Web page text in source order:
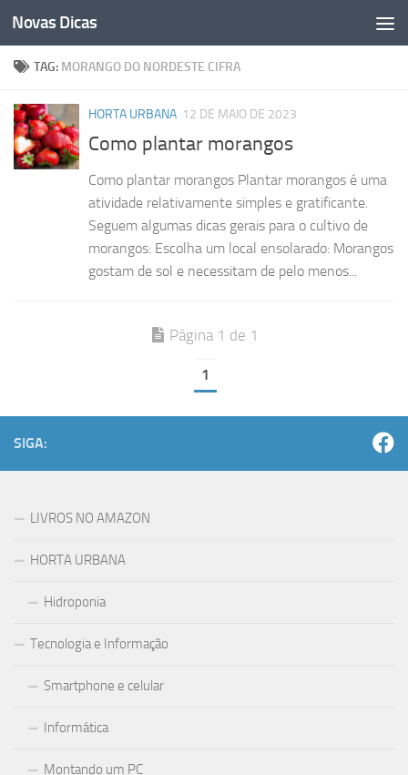
Skip to content
Novas Dicas
TAG: MORANGO DO NORDESTE CIFRA
HORTA URBANA 12 DE MAIO DE 2023
Como plantar morangos
Como plantar morangos Plantar morangos é uma
atividade relativamente simples e gratificante.
Seguem algumas dicas gerais para o cultivo de
morangos: Escolha um local ensolarado: Morangos
gostam de sol e necessitam de pelo menos...
Página 1 de 1
1
SIGA:
LIVROS NO AMAZON
HORTA URBANA
Hidroponia
Tecnologia e Informação
Smartphone e celular
Informática
Montando um PC